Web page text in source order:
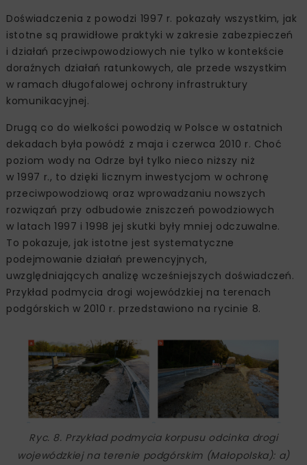
Doświadczenia z powodzi 1997 r. pokazały wszystkim, jak
istotne są prawidłowe praktyki w zakresie zabezpieczeń
i działań przeciwpowodziowych nie tylko w kontekście
doraźnych działań ratunkowych, ale przede wszystkim
w ramach długofalowej ochrony infrastruktury
komunikacyjnej.
Drugą co do wielkości powodzią w Polsce w ostatnich
dekadach była powódź z maja i czerwca 2010 r. Choć
poziom wody na Odrze był tylko nieco niższy niż
w 1997 r., to dzięki licznym inwestycjom w ochronę
przeciwpowodziową oraz wprowadzaniu nowszych
rozwiązań przy odbudowie zniszczeń powodziowych
w latach 1997 i 1998 jej skutki były mniej odczuwalne.
To pokazuje, jak istotne jest systematyczne
podejmowanie działań prewencyjnych,
uwzględniających analizę wcześniejszych doświadczeń.
Przykład podmycia drogi wojewódzkiej na terenach
podgórskich w 2010 r. przedstawiono na rycinie 8.
Ryc. 8. Przykład podmycia korpusu odcinka drogi
wojewódzkiej na terenie podgórskim (Małopolska): a)